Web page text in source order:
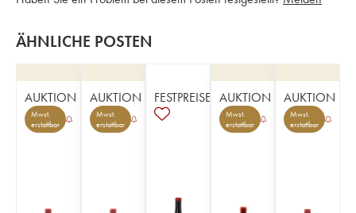
ÄHNLICHE POSTEN
AUKTION
Mwst.
erstattbar
AUKTION
Mwst.
erstattbar
FESTPREISE AUKTION
Mwst.
erstattbar
AUKTION
Mwst.
erstattbar